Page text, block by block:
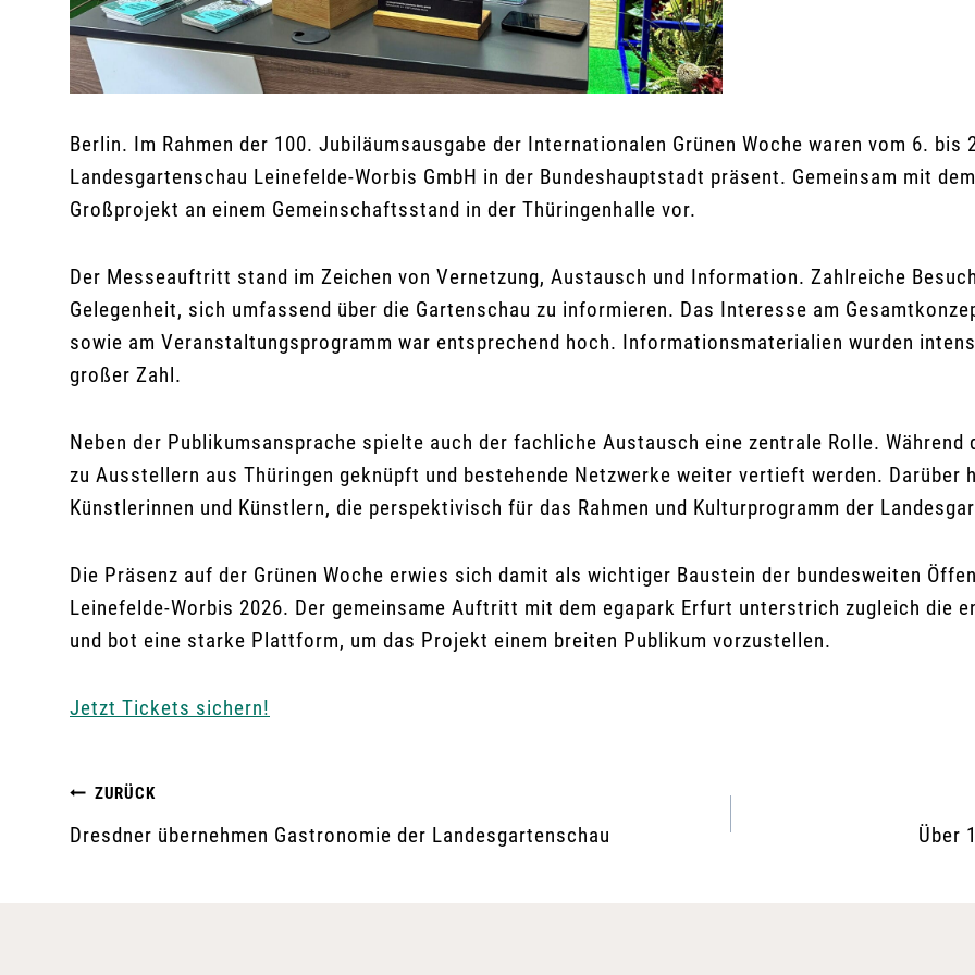
Berlin. Im Rahmen der 100. Jubiläumsausgabe der Internationalen Grünen Woche waren vom 6. bis
Landesgartenschau Leinefelde-Worbis GmbH in der Bundeshauptstadt präsent. Gemeinsam mit
Großprojekt an einem Gemeinschaftsstand in der Thüringenhalle vor.
Der Messeauftritt stand im Zeichen von Vernetzung, Austausch und Information. Zahlreiche
Gelegenheit, sich umfassend über die Gartenschau zu informieren. Das Interesse am
sowie am Veranstaltungsprogramm war entsprechend hoch. Informationsmaterialien wurden
großer Zahl.
Neben der Publikumsansprache spielte auch der fachliche Austausch eine zentrale Rolle.
zu Ausstellern aus Thüringen geknüpft und bestehende Netzwerke weiter vertieft werden. Darüber
Künstlerinnen und Künstlern, die perspektivisch für das Rahmen und Kulturprogramm der
Die Präsenz auf der Grünen Woche erwies sich damit als wichtiger Baustein der bundesweiten
Leinefelde-Worbis 2026. Der gemeinsame Auftritt mit dem egapark Erfurt unterstrich zugleich die
und bot eine starke Plattform, um das Projekt einem breiten Publikum vorzustellen.
Jetzt Tickets sichern!
Beitragsnavigation
ZURÜCK
Dresdner übernehmen Gastronomie der Landesgartenschau Über